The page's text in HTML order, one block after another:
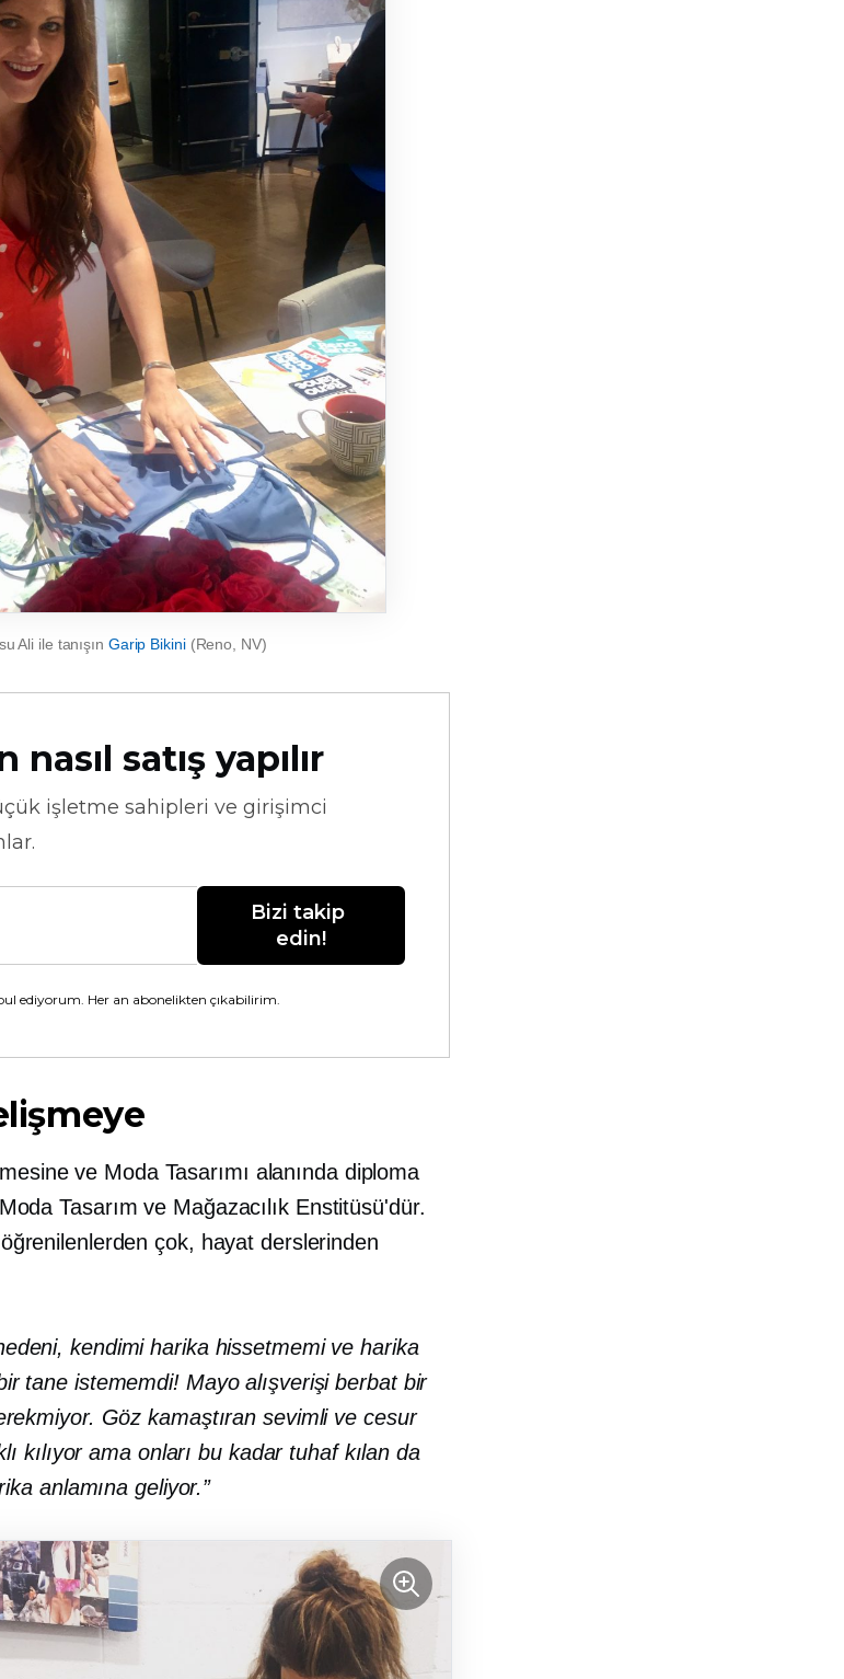
Ali ile tanışın Garip Bikini(Reno, NV)
satış yapılır
işletme sahipleri ve girişimci
Bizi takip
edin!
ediyorum. Her an abonelikten çıkabilirim.
ve Moda Tasarımı alanında diploma
Tasarım ve Mağazacılık Enstitüsü'dür.
çok, hayat derslerinden
kendimi harika hissetmemi ve harika
tane istememdi! Mayo alışverişi berbat bir
Göz kamaştıran sevimli ve cesur
kılıyor ama onları bu kadar tuhaf kılan da
anlamına geliyor.”